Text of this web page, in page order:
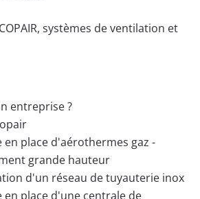
systèmes de ventilation et
entreprise ?
en place d'aérothermes gaz -
grande hauteur
d'un réseau de tuyauterie inox
en place d'une centrale de